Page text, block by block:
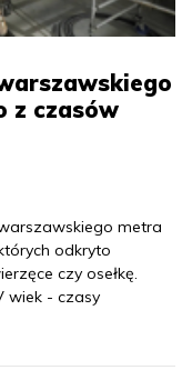
z czasów
metra
odkryto
czy osełkę.
wiek - czasy